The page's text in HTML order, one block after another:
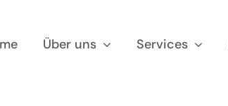
Über uns Services